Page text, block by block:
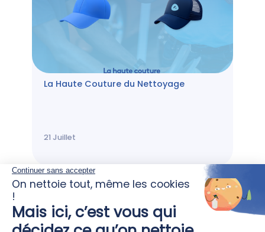
La Haute Couture du Nettoyage
21 Juillet
EN SAVOIR PLUS